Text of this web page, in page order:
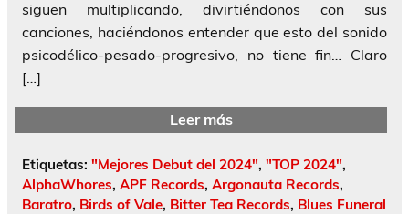
siguen multiplicando, divirtiéndonos con sus
canciones, haciéndonos entender que esto del sonido
psicodélico-pesado-progresivo, no tiene fin… Claro
[…]
Leer más
Etiquetas: "Mejores Debut del 2024", "TOP 2024",
AlphaWhores, APF Records, Argonauta Records,
Baratro, Birds of Vale, Bitter Tea Records, Blues Funeral